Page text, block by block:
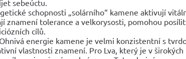
sebeúctu.
schopnosti „solárního“ kamene aktivují
znamení tolerance a velkorysosti, pomohou
cílů.
Ohnivá energie kamene je velmi konzistentní s
vlastnosti znamení. Pro Lva, který je v